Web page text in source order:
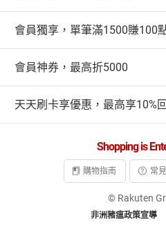
會員獨享，單筆滿1500賺100
會員神券，最高折5000
天天刷卡享優惠，最高享10%
Shopping is
購物指南 常
© Rakuten
非洲豬瘟政策宣導